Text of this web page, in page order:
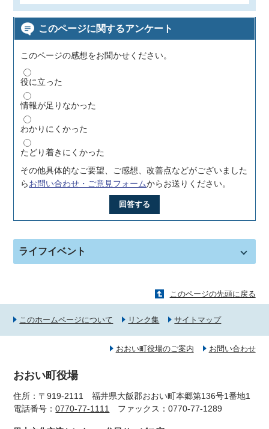
このページに関するアンケート
このページの感想をお聞かせください。
役に立った
情報が足りなかった
わかりにくかった
たどり着きにくかった
その他具体的なご要望、ご感想、改善点などがございました
らお問い合わせ・ご意見フォームからお送りください。
回答する
ライフイベント
このページの先頭に戻る
このホームページについて リンク集 サイトマップ
おおい町役場のご案内 お問い合わせ
おおい町役場
住所：〒919-2111 福井県大飯郡おおい町本郷第136号1番地1
電話番号：0770-77-1111 ファックス：0770-77-1289